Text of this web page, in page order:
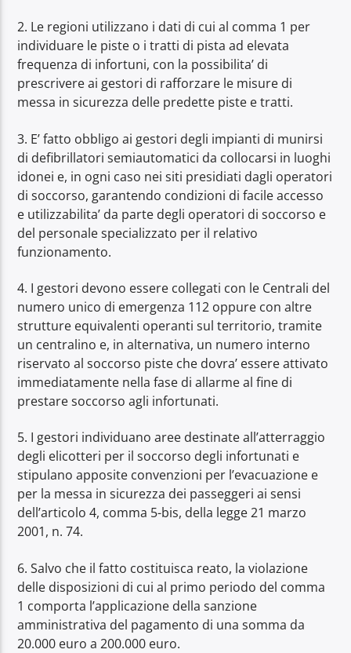
2. Le regioni utilizzano i dati di cui al comma 1 per
individuare le piste o i tratti di pista ad elevata
frequenza di infortuni, con la possibilita’ di
prescrivere ai gestori di rafforzare le misure di
messa in sicurezza delle predette piste e tratti.
3. E’ fatto obbligo ai gestori degli impianti di munirsi
di defibrillatori semiautomatici da collocarsi in luoghi
idonei e, in ogni caso nei siti presidiati dagli operatori
di soccorso, garantendo condizioni di facile accesso
e utilizzabilita’ da parte degli operatori di soccorso e
del personale specializzato per il relativo
funzionamento.
4. I gestori devono essere collegati con le Centrali del
numero unico di emergenza 112 oppure con altre
strutture equivalenti operanti sul territorio, tramite
un centralino e, in alternativa, un numero interno
riservato al soccorso piste che dovra’ essere attivato
immediatamente nella fase di allarme al fine di
prestare soccorso agli infortunati.
5. I gestori individuano aree destinate all’atterraggio
degli elicotteri per il soccorso degli infortunati e
stipulano apposite convenzioni per l’evacuazione e
per la messa in sicurezza dei passeggeri ai sensi
dell’articolo 4, comma 5-bis, della legge 21 marzo
2001, n. 74.
6. Salvo che il fatto costituisca reato, la violazione
delle disposizioni di cui al primo periodo del comma
1 comporta l’applicazione della sanzione
amministrativa del pagamento di una somma da
20.000 euro a 200.000 euro.